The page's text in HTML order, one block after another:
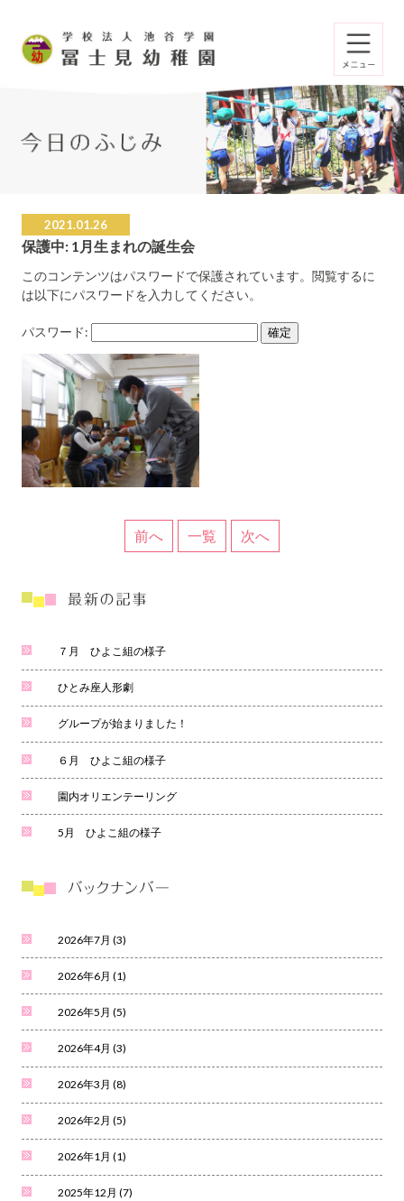
2021.01.26
保護中: 1月生まれの誕生会
このコンテンツはパスワードで保護されています。閲覧するに
は以下にパスワードを入力してください。
パスワード:
前へ 一覧 次へ
７月 ひよこ組の様子
ひとみ座人形劇
グループが始まりました！
６月 ひよこ組の様子
園内オリエンテーリング
5月 ひよこ組の様子
2026年7月 (3)
2026年6月 (1)
2026年5月 (5)
2026年4月 (3)
2026年3月 (8)
2026年2月 (5)
2026年1月 (1)
2025年12月 (7)